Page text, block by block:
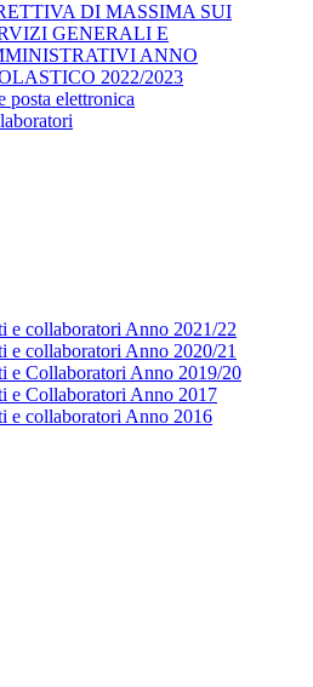
DI MASSIMA SUI
GENERALI E
ANNO
2022/2023
posta elettronica
e collaboratori Anno 2021/22
e collaboratori Anno 2020/21
e Collaboratori Anno 2019/20
e Collaboratori Anno 2017
e collaboratori Anno 2016